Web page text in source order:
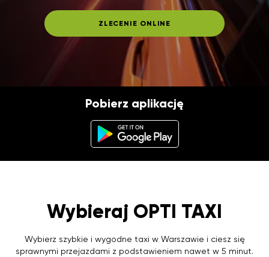
ZLECENIE ONLINE
Pobierz aplikację
Wybieraj OPTI TAXI
Wybierz szybkie i wygodne taxi w Warszawie i ciesz się
sprawnymi przejazdami z podstawieniem nawet w 5 minut.